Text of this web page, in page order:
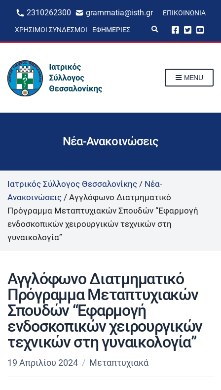
2310262300 grammatia@isth.gr ΕΠΙΚΟΙΝΩΝΊΑ
ΧΡΉΣΙΜΟΙ ΣΎΝΔΕΣΜΟΙ ΕΦΗΜΕΡΊΕΣ
p
m
MENU
Νέα-Ανακοινώσεις
Ιατρικός Σύλλογος Θεσσαλονίκης / Νέα-
Ανακοινώσεις / Αγγλόφωνο Διατμηματικό
Πρόγραμμα Μεταπτυχιακών Σπουδών “Εφαρμογή
ενδοσκοπικών χειρουργικών τεχνικών στη
γυναικολογία”
Αγγλόφωνο Διατμηματικό
Πρόγραμμα Μεταπτυχιακών
Σπουδών “Εφαρμογή
ενδοσκοπικών χειρουργικών
τεχνικών στη γυναικολογία”
19 Απριλίου 2024 Μεταπτυχιακά